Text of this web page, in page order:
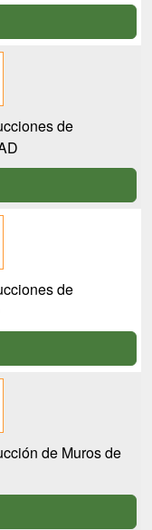
de
de
de Muros de